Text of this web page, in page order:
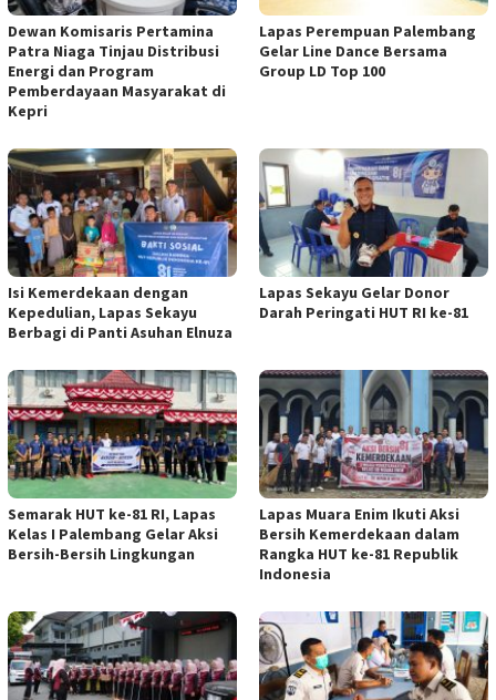
Dewan Komisaris Pertamina
Patra Niaga Tinjau Distribusi
Energi dan Program
Pemberdayaan Masyarakat di
Kepri
Lapas Perempuan Palembang
Gelar Line Dance Bersama
Group LD Top 100
Isi Kemerdekaan dengan
Kepedulian, Lapas Sekayu
Berbagi di Panti Asuhan Elnuza
Lapas Sekayu Gelar Donor
Darah Peringati HUT RI ke-81
Semarak HUT ke-81 RI, Lapas
Kelas I Palembang Gelar Aksi
Bersih-Bersih Lingkungan
Lapas Muara Enim Ikuti Aksi
Bersih Kemerdekaan dalam
Rangka HUT ke-81 Republik
Indonesia